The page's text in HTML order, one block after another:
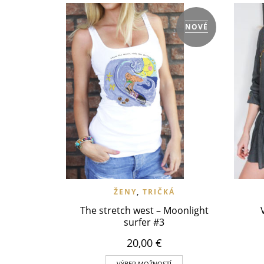
NOVÉ
VLOŽIŤ DO WISHLIST RÝCHLY NÁHĽAD
ŽENY, TRIČKÁ
The stretch west – Moonlight
surfer #3
20,00 €